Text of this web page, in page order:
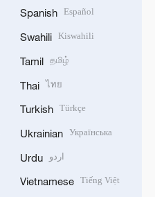
Spanish Español
Swahili Kiswahili
Tamil தமிழ்
Thai ไทย
Turkish Türkçe
Ukrainian Українська
Urdu اردو
Vietnamese Tiếng Việt